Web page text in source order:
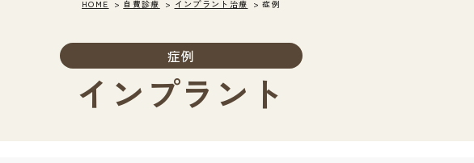
HOME 自費診療 インプラント治療 症例
症例
インプラント